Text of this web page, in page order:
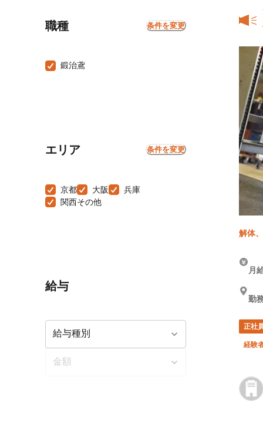
職種 条件を変更
鍛治鳶
エリア 条件を変更
京都 大阪
兵庫
関西その他
給与
解体
月
勤
正社
経験